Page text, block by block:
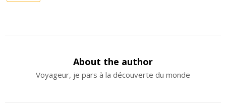
About the author
Voyageur, je pars à la découverte du monde